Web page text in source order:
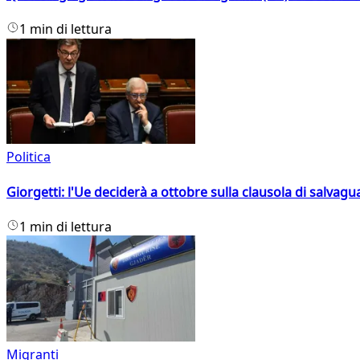
1 min di lettura
Politica
Giorgetti: l'Ue deciderà a ottobre sulla clausola di
1 min di lettura
Migranti